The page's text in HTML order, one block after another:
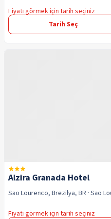
Fiyatı görmek için tarih seçiniz
Tarih Seç
Alzira Granada Hotel
Sao Lourenco, Brezilya, BR · Sao
Fiyatı görmek için tarih seçiniz